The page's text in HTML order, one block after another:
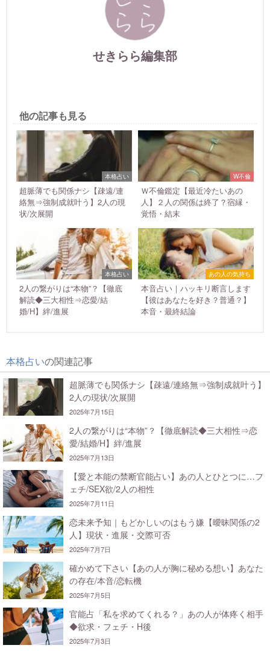
せきらら編集部
他の記事も見る
本格占い
超脈薄でも関係ナシ【疎遠/連
絡無⇒強制成就叶う】2人の現
状/次展開
W不倫
Ｗ不倫鑑定【最近冷たいあの
人】２人の関係は終了？宿縁・
覚悟・結末
本格占い
2人の繋がりは“本物”？【徹底
解読◆三大相性⇒恋愛/結
婚/H】絆/進展
あの人の気持ち
本音占い｜ハッキリ断言します
【彼はあなたを好き？普通？】
本音・最終結論
本格占いの関連記事
超脈薄でも関係ナシ【疎遠/連絡無⇒強制成就叶う】
2人の現状/次展開
2025年7月15日
2人の繋がりは“本物”？【徹底解読◆三大相性⇒恋
愛/結婚/H】絆/進展
2025年7月13日
【愛と本能の禁断官能占い】あの人とひとつに…フ
ェチ/SEX欲/2人の相性
2025年7月11日
恋未来予知｜もどかしいのはもう嫌【曖昧関係の2
人】現状・進展・交際可否
2025年7月7日
確かめて下さい【あの人が胸に秘める想い】あなた
の存在/本音/恋転機
2025年7月5日
官能占「私を求めてくれる？」あの人が体疼く相手
◆欲求・フェチ・H後
2025年7月3日